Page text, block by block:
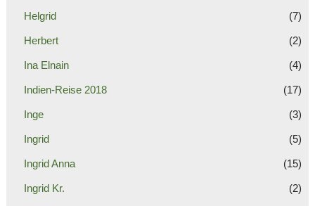
Helgrid (7)
Herbert (2)
Ina Elnain (4)
Indien-Reise 2018 (17)
Inge (3)
Ingrid (5)
Ingrid Anna (15)
Ingrid Kr. (2)